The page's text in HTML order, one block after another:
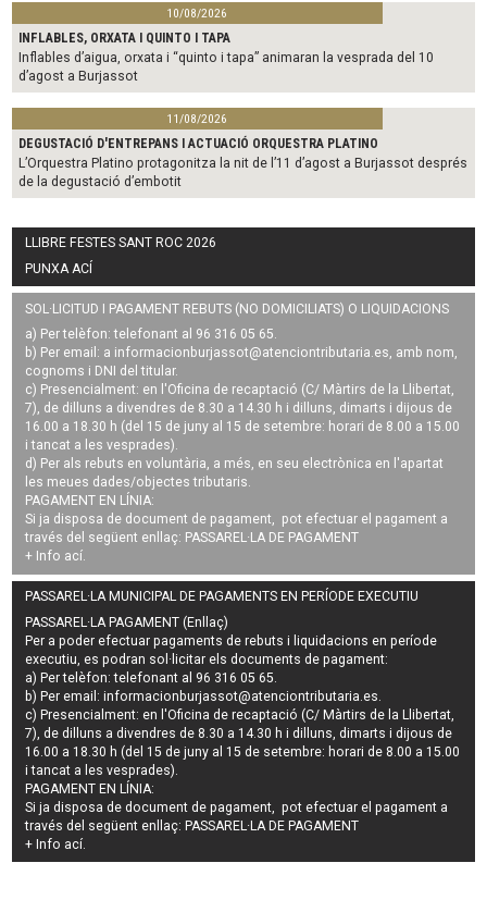
10/08/2026
INFLABLES, ORXATA I QUINTO I TAPA
Inflables d’aigua, orxata i “quinto i tapa” animaran la vesprada del 10
d’agost a Burjassot
11/08/2026
DEGUSTACIÓ D'ENTREPANS I ACTUACIÓ ORQUESTRA PLATINO
L’Orquestra Platino protagonitza la nit de l’11 d’agost a Burjassot després
de la degustació d’embotit
LLIBRE FESTES SANT ROC 2026
PUNXA ACÍ
SOL·LICITUD I PAGAMENT REBUTS (NO DOMICILIATS) O LIQUIDACIONS
a) Per telèfon: telefonant al 96 316 05 65.
b) Per email: a informacionburjassot@atenciontributaria.es, amb nom,
cognoms i DNI del titular.
c) Presencialment: en l'Oficina de recaptació (C/ Màrtirs de la Llibertat,
7), de dilluns a divendres de 8.30 a 14.30 h i dilluns, dimarts i dijous de
16.00 a 18.30 h (del 15 de juny al 15 de setembre: horari de 8.00 a 15.00
i tancat a les vesprades).
d) Per als rebuts en voluntària, a més, en seu electrònica en l'apartat
les meues dades/objectes tributaris.
PAGAMENT EN LÍNIA:
Si ja disposa de document de pagament, pot efectuar el pagament a
través del següent enllaç: PASSAREL·LA DE PAGAMENT
+ Info ací.
PASSAREL·LA MUNICIPAL DE PAGAMENTS EN PERÍODE EXECUTIU
PASSAREL·LA PAGAMENT (Enllaç)
Per a poder efectuar pagaments derebuts i liquidacions en període
executiu , es podran sol·licitar els documents de pagament:
a) Per telèfon: telefonant al 96 316 05 65.
b) Per email:informacionburjassot@atenciontributaria.es
c) Presencialment: en l'Oficina de recaptació (C/ Màrtirs de la Llibertat,
7), de dilluns a divendres de 8.30 a 14.30 h i dilluns, dimarts i dijous de
16.00 a 18.30 h (del 15 de juny al 15 de setembre: horari de 8.00 a 15.00
i tancat a les vesprades).
PAGAMENT EN LÍNIA:
Si ja disposa de document de pagament, pot efectuar el pagament a
través del següent enllaç:PASSAREL·LA DE PAGAMENT
+ Info ací